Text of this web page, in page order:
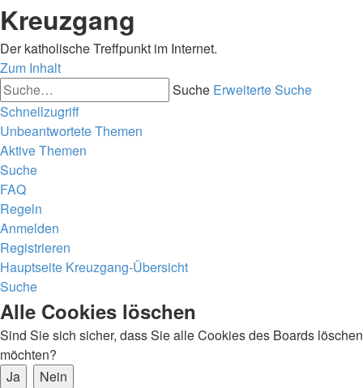
Kreuzgang
Der katholische Treffpunkt im Internet.
Zum Inhalt
Suche Erweiterte Suche
Schnellzugriff
Unbeantwortete Themen
Aktive Themen
Suche
FAQ
Regeln
Anmelden
Registrieren
Hauptseite Kreuzgang-Übersicht
Suche
Alle Cookies löschen
Sind Sie sich sicher, dass Sie alle Cookies des Boards löschen
möchten?